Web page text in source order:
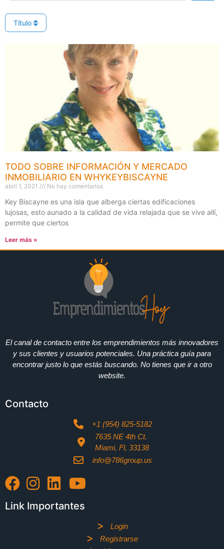
Título
TODO SOBRE INFORMACIÓN Y MERCADO
INMOBILIARIO EN WHYKEYBISCAYNE
abril 1, 2021 No hay comentarios
Key Biscayne es una isla que alberga ciertas edificaciones
lujosas, esto aunado a la calidad de vida relajada que se vive allí,
permite que ciertos
Leer más »
El canal de contacto entre los emprendimientos más innovadores
y sus clientes y usuarios potenciales. Una práctica guía para
encontrar justo lo que estás buscando. No tienes que ir a otro
website.
Contacto
+1 (954) 825-5182
7635 NE 4th Ct.
Miami, Fl, 33138
info@786group.us
Link Importantes
Login
Registrarse